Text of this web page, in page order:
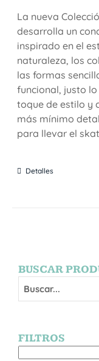
La nueva
desarrolla un
inspirado en el
naturaleza, los
las formas
funcional, justo
toque de estilo y
más mínimo
para llevar el
Detalles
BUSCAR
FILTROS